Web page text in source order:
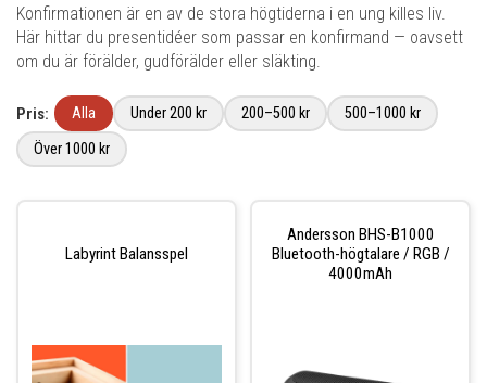
Konfirmationen är en av de stora högtiderna i en ung killes liv.
Här hittar du presentidéer som passar en konfirmand — oavsett
om du är förälder, gudförälder eller släkting.
Pris: Alla Under 200 kr 200–500 kr
500–1000 kr
Över 1000 kr
Labyrint Balansspel
Andersson BHS-B1000
Bluetooth-högtalare / RGB /
4000mAh